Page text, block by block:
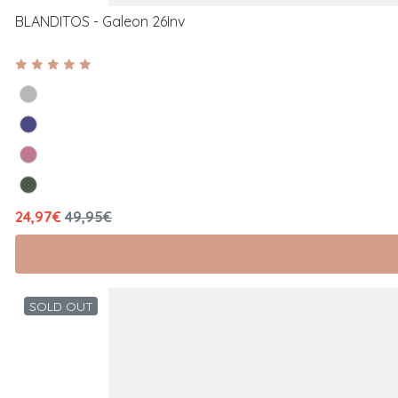
BLANDITOS - Galeon 26Inv
24,97€ 49,95€
SOLD OUT